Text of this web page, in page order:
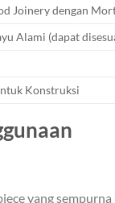
Joinery dengan
Alami (dapat
Konstruksi
yang